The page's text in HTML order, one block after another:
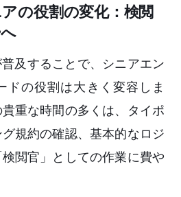
の役割の変化：検閲
及することで、シニアエン
ドの役割は大きく変容しま
重な時間の多くは、タイポ
規約の確認、基本的なロジ
閲官」としての作業に費や